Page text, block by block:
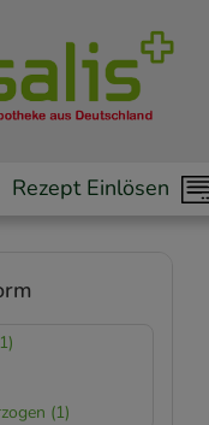
Rezept Einlösen
(1)